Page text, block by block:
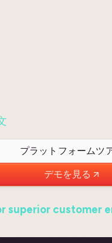
プラットフォームツ
デモを見る
superior customer